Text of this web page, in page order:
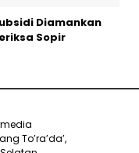
Diamankan
Sopir
To’ra’da’,